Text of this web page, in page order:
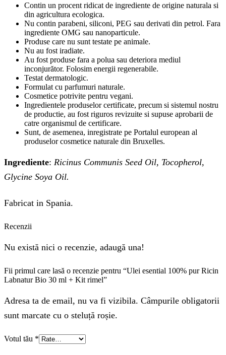
Contin un procent ridicat de ingrediente de origine naturala si
din agricultura ecologica.
Nu contin parabeni, siliconi, PEG sau derivati din petrol. Fara
ingrediente OMG sau nanoparticule.
Produse care nu sunt testate pe animale.
Nu au fost iradiate.
Au fost produse fara a polua sau deteriora mediul
inconjurător. Folosim energii regenerabile.
Testat dermatologic.
Formulat cu parfumuri naturale.
Cosmetice potrivite pentru vegani.
Ingredientele produselor certificate, precum si sistemul nostru
de productie, au fost riguros revizuite si supuse aprobarii de
catre organismul de certificare.
Sunt, de asemenea, inregistrate pe Portalul european al
produselor cosmetice naturale din Bruxelles.
Ingrediente: Ricinus Communis Seed Oil, Tocopherol,
Glycine Soya Oil.
Fabricat in Spania.
Recenzii
Nu există nici o recenzie, adaugă una!
Fii primul care lasă o recenzie pentru “Ulei esential 100% pur Ricin
Labnatur Bio 30 ml + Kit rimel”
Adresa ta de email, nu va fi vizibila. Câmpurile obligatorii
sunt marcate cu o steluță roșie.
Votul tău *